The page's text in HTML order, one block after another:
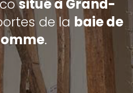
situé à Grand-
de la baie de
.